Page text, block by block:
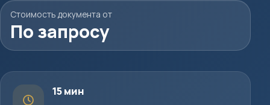
Стоимость документа от
По запросу
15 мин